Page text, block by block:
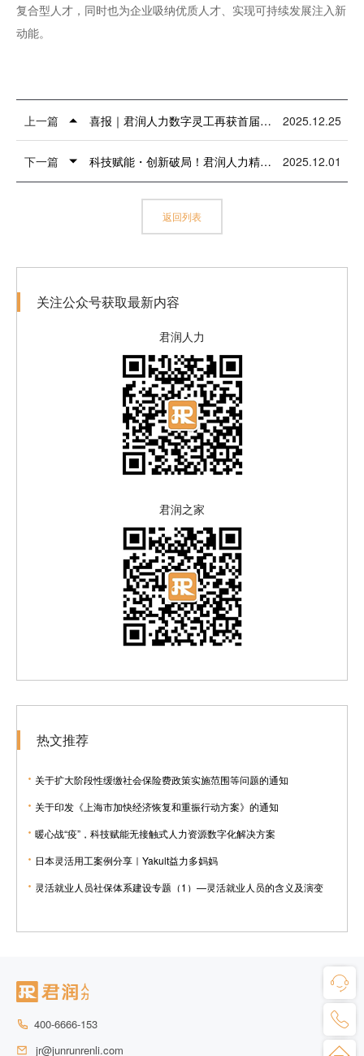
复合型人才，同时也为企业吸纳优质人才、实现可持续发展注入新
动能。
上一篇 喜报｜君润人力数字灵工再获首届腾讯云Agent大赛三等奖！ 2025.12.25
下一篇 科技赋能・创新破局！君润人力精彩亮相第三届全国人力资源服务业发展大会 2025.12.01
返回列表
关注公众号获取最新内容
君润人力
君润之家
热文推荐
关于扩大阶段性缓缴社会保险费政策实施范围等问题的通知
关于印发《上海市加快经济恢复和重振行动方案》的通知
暖心战“疫”，科技赋能无接触式人力资源数字化解决方案
日本灵活用工案例分享｜Yakult益力多妈妈
灵活就业人员社保体系建设专题（1）—灵活就业人员的含义及演变
400-6666-153
jr@junrunrenli.com